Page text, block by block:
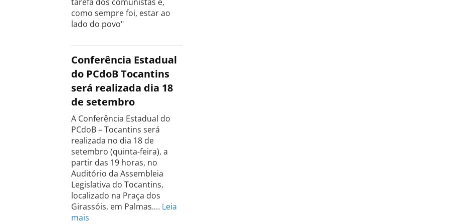
como sempre foi, estar ao
lado do povo"
Conferência Estadual
do PCdoB Tocantins
será realizada dia 18
de setembro
A Conferência Estadual do
PCdoB – Tocantins será
realizada no dia 18 de
setembro (quinta-feira), a
partir das 19 horas, no
Auditório da Assembleia
Legislativa do Tocantins,
localizado na Praça dos
Girassóis, em Palmas.… Leia
mais